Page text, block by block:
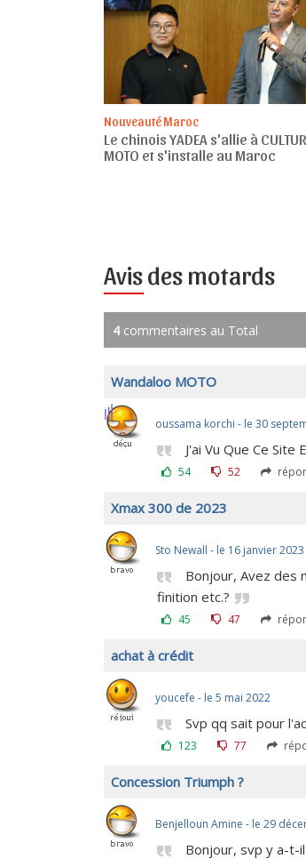
Nouveauté Maroc
Le chinois YADEA s'allie à
MOTO et s'installe au Maroc
Avis des motards
4commentaires au Total
Wandaloo MOTO
oussama korchi - le 30
J'ai Vu Que Ce
54 52
Xmax 300 de 2023
Sto Newall - le 16 janvier 2023
Bonjour, Avez des
finition etc.?
45 47
achat à crédit
youcefe - le 5 mai 2022
Svp qq sait pour
123 77
Concession Triumph ?
Benjelloun Amine - le 29
Bonjour, svp y a-t-